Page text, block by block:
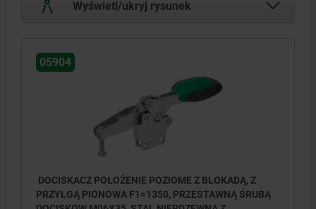
Wyświetl/ukryj rysunek
05904
DOCISKACZ POŁOŻENIE POZIOME Z BLOKADĄ, Z
PRZYLGĄ PIONOWA F1=1350, PRZESTAWNĄ ŚRUBĄ